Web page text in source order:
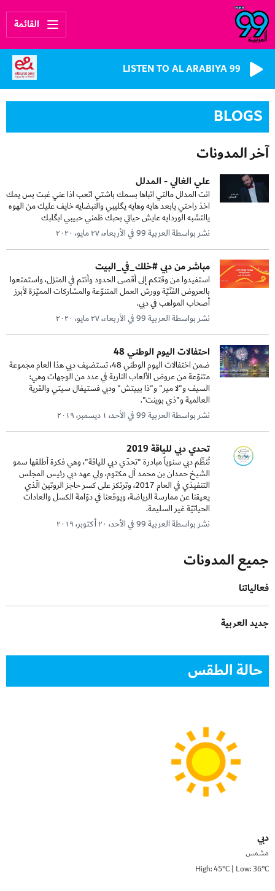
القائمة
LISTEN TO AL ARABIYA 99
BLOGS
آخر المدونات
علي الغالي - المدلل
انت المدلل مالتي اتباها بسمك باشتي اتعب اذا عني غبت بس يمك
اخذ راحتي يابعد هايه وهايه يگليبي والنبضايه خايف عليك من الهوه
يالتشبه الوردايه عايش حياتي بحبك ظمني حبيبي ابگلبك
نشر بواسطة العربية 99 في الأربعاء، ٢٧ مايو، ٢٠٢٠
مباشر من دبي #خلك_في_البيت
استفيدوا من وقتكم إلى أقصى الحدود وأنتم في المنزل، واستمتعوا
بالعروض الفنّيّة وورش العمل المتنوّعة والمشاركات المميّزة لأبرز
أصحاب المواهب في دبي.
نشر بواسطة العربية 99 في الأربعاء، ٢٧ مايو، ٢٠٢٠
احتفالات اليوم الوطني 48
ضمن اختفالات اليوم الوطني 48، تستضيف دبي هذا العام مجموعة
متنوّعة من عروض الألعاب النارية في عدد من الوجهات وهي:
السيف و"لا مير" و"ذا بييتش" ودبي فستيفال سيتي والقرية
العالمية و"ذي بوينت".
نشر بواسطة العربية 99 في الأحد، ١ ديسمبر، ٢٠١٩
تحدي دبي للياقة 2019
تُنظّم دبي سنوياً مبادرة "تحدّي دبي للياقة"، وهي فكرة أطلقها سمو
الشيخ حمدان بن محمد آل مكتوم، ولي عهد دبي رئيس المجلس
التنفيذي في العام 2017، وترتكز على كسر حاجز الروتين الّذي
يعيقنا عن ممارسة الرياضة، ويوقعنا في دوّامة الكسل والعادات
الحياتيّة غير السليمة.
نشر بواسطة العربية 99 في الأحد، ٢٠ أكتوبر، ٢٠١٩
جميع المدونات
فعالياتنا
جديد العربية
حالة الطقس
دبي
مشمس
High: 45°C | Low: 36°C